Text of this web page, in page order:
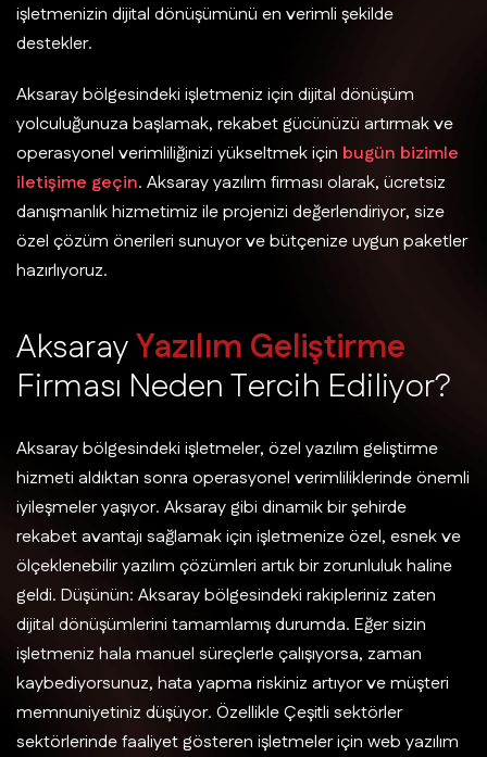
işletmenizin dijital dönüşümünü en verimli şekilde
destekler.
Aksaray bölgesindeki işletmeniz için dijital dönüşüm
yolculuğunuza başlamak, rekabet gücünüzü artırmak ve
operasyonel verimliliğinizi yükseltmek için bugün bizimle
iletişime geçin. Aksaray yazılım firması olarak, ücretsiz
danışmanlık hizmetimiz ile projenizi değerlendiriyor, size
özel çözüm önerileri sunuyor ve bütçenize uygun paketler
hazırlıyoruz.
AksarayYazılım Geliştirme
Firması NedenTercih Ediliyor?
Aksaray bölgesindeki işletmeler, özel yazılım geliştirme
hizmeti aldıktan sonra operasyonel verimliliklerinde önemli
iyileşmeler yaşıyor. Aksaray gibi dinamik bir şehirde
rekabet avantajı sağlamak için işletmenize özel, esnek ve
ölçeklenebilir yazılım çözümleri artık bir zorunluluk haline
geldi. Düşünün: Aksaray bölgesindeki rakipleriniz zaten
dijital dönüşümlerini tamamlamış durumda. Eğer sizin
işletmeniz hala manuel süreçlerle çalışıyorsa, zaman
kaybediyorsunuz, hata yapma riskiniz artıyor ve müşteri
memnuniyetiniz düşüyor. Özellikle Çeşitli sektörler
sektörlerinde faaliyet gösteren işletmeler için web yazılım